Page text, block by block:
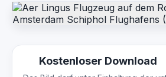
Kostenloser Download